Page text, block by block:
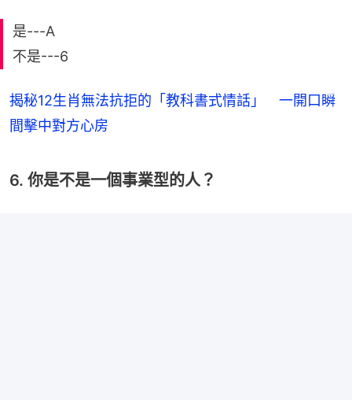
是---A
不是---6
揭秘12生肖無法抗拒的「教科書式情話」 一開口瞬
間擊中對方心房
6. 你是不是一個事業型的人？